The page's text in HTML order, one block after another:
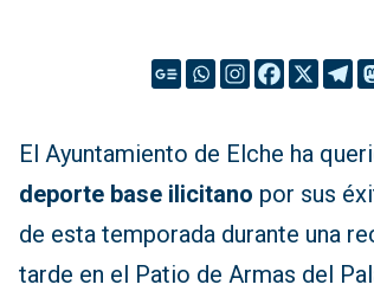
El Ayuntamiento de Elche ha
deporte base ilicitano por sus
de esta temporada durante una
tarde en el Patio de Armas del